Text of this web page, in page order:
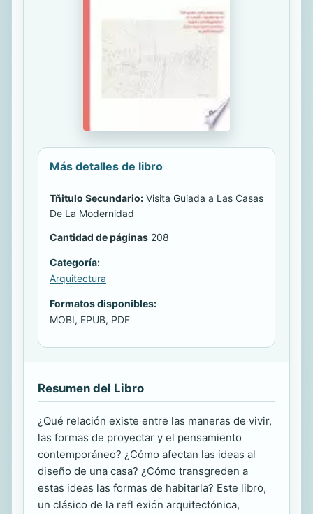
Más detalles de libro
Tñitulo Secundario: Visita Guiada a Las Casas
De La Modernidad
Cantidad de páginas 208
Categoría:
Arquitectura
Formatos disponibles:
MOBI, EPUB, PDF
Resumen del Libro
¿Qué relación existe entre las maneras de vivir,
las formas de proyectar y el pensamiento
contemporáneo? ¿Cómo afectan las ideas al
diseño de una casa? ¿Cómo transgreden a
estas ideas las formas de habitarla? Este libro,
un clásico de la refl exión arquitectónica,